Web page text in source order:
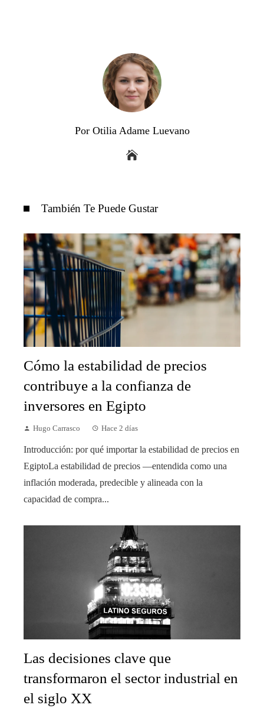
Por Otilia Adame Luevano
También Te Puede Gustar
Cómo la estabilidad de precios
contribuye a la confianza de
inversores en Egipto
Hugo Carrasco Hace 2 días
Introducción: por qué importar la estabilidad de precios en
EgiptoLa estabilidad de precios —entendida como una
inflación moderada, predecible y alineada con la
capacidad de compra...
Las decisiones clave que
transformaron el sector industrial en
el siglo XX